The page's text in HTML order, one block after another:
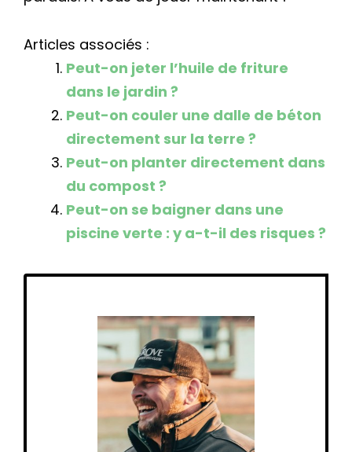
Articles associés :
Peut-on jeter l’huile de friture
dans le jardin ?
Peut-on couler une dalle de béton
directement sur la terre ?
Peut-on planter directement dans
du compost ?
Peut-on se baigner dans une
piscine verte : y a-t-il des risques ?